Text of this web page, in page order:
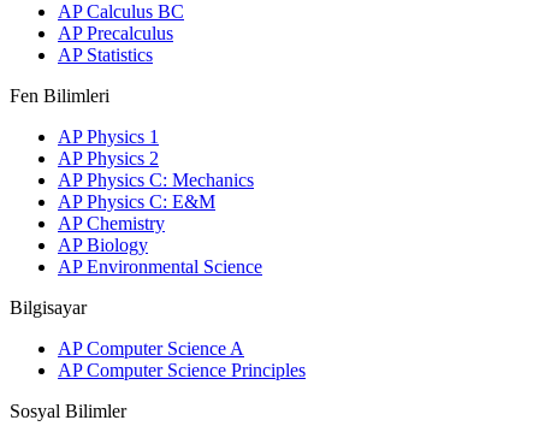
AP Calculus BC
AP Precalculus
AP Statistics
Fen Bilimleri
AP Physics 1
AP Physics 2
AP Physics C: Mechanics
AP Physics C: E&M
AP Chemistry
AP Biology
AP Environmental Science
Bilgisayar
AP Computer Science A
AP Computer Science Principles
Sosyal Bilimler